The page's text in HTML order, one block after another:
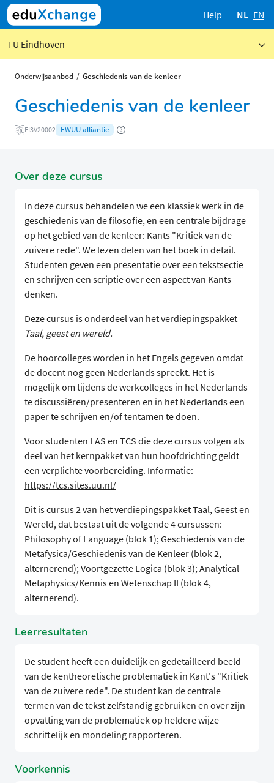
Help NL EN
TU Eindhoven
Onderwijsaanbod Geschiedenis van de kenleer
Geschiedenis van de kenleer
FI3V20002 EWUU alliantie
Over deze cursus
In deze cursus behandelen we een klassiek werk in de
geschiedenis van de filosofie, en een centrale bijdrage
op het gebied van de kenleer: Kants "Kritiek van de
zuivere rede". We lezen delen van het boek in detail.
Studenten geven een presentatie over een tekstsectie
en schrijven een scriptie over een aspect van Kants
denken.
Deze cursus is onderdeel van het verdiepingspakket
Taal, geest en wereld.
De hoorcolleges worden in het Engels gegeven omdat
de docent nog geen Nederlands spreekt. Het is
mogelijk om tijdens de werkcolleges in het Nederlands
te discussiëren/presenteren en in het Nederlands een
paper te schrijven en/of tentamen te doen.
Voor studenten LAS en TCS die deze cursus volgen als
deel van het kernpakket van hun hoofdrichting geldt
een verplichte voorbereiding. Informatie:
https://tcs.sites.uu.nl/
Dit is cursus 2 van het verdiepingspakket Taal, Geest en
Wereld, dat bestaat uit de volgende 4 cursussen:
Philosophy of Language (blok 1); Geschiedenis van de
Metafysica/Geschiedenis van de Kenleer (blok 2,
alternerend); Voortgezette Logica (blok 3); Analytical
Metaphysics/Kennis en Wetenschap II (blok 4,
alternerend).
Leerresultaten
De student heeft een duidelijk en gedetailleerd beeld
van de kentheoretische problematiek in Kant's "Kritiek
van de zuivere rede". De student kan de centrale
termen van de tekst zelfstandig gebruiken en over zijn
opvatting van de problematiek op heldere wijze
schriftelijk en mondeling rapporteren.
Voorkennis